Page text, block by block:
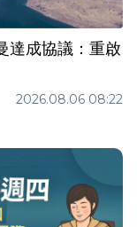
達成協議：重啟
2026.08.06 08:22